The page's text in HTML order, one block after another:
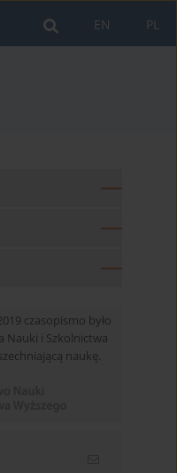
PL
EN
czasopismo było
Nauki i Szkolnictwa
naukę.